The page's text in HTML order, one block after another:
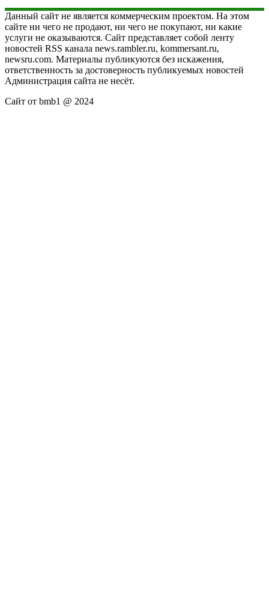
Данный сайт не является коммерческим проектом. На этом
сайте ни чего не продают, ни чего не покупают, ни какие
услуги не оказываются. Сайт представляет собой ленту
новостей RSS канала news.rambler.ru, kommersant.ru,
newsru.com. Материалы публикуются без искажения,
ответственность за достоверность публикуемых новостей
Администрация сайта не несёт.
Сайт от bmb1 @ 2024